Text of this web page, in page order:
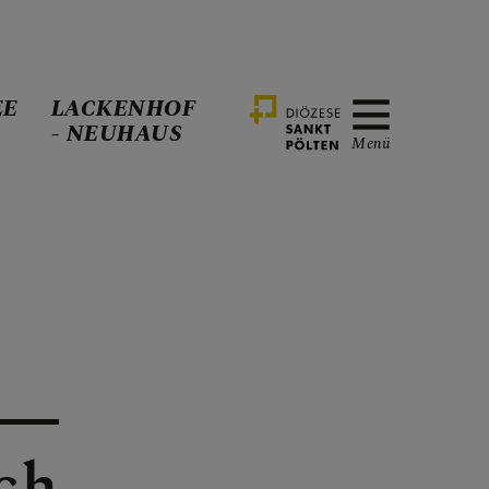
LACKENHOF
- NEUHAUS Menü